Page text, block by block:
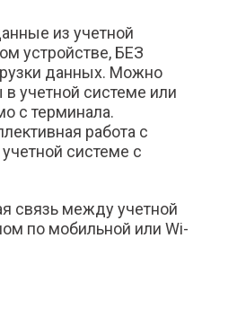
из учетной
устройстве, БЕЗ
данных. Можно
учетной системе или
с терминала.
работа с
системе с
связь между учетной
по мобильной или Wi-